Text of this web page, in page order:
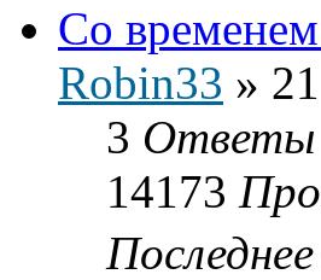
Со временем
Robin33 »
3 Ответы
14173